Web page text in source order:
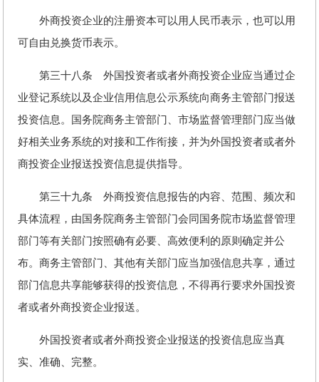
外商投资企业的注册资本可以用人民币表示，也可以用
可自由兑换货币表示。
第三十八条 外国投资者或者外商投资企业应当通过企
业登记系统以及企业信用信息公示系统向商务主管部门报送
投资信息。国务院商务主管部门、市场监督管理部门应当做
好相关业务系统的对接和工作衔接，并为外国投资者或者外
商投资企业报送投资信息提供指导。
第三十九条 外商投资信息报告的内容、范围、频次和
具体流程，由国务院商务主管部门会同国务院市场监督管理
部门等有关部门按照确有必要、高效便利的原则确定并公
布。商务主管部门、其他有关部门应当加强信息共享，通过
部门信息共享能够获得的投资信息，不得再行要求外国投资
者或者外商投资企业报送。
外国投资者或者外商投资企业报送的投资信息应当真
实、准确、完整。